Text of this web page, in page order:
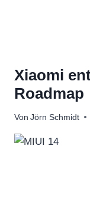
Xiaomi
Roadmap
Von Jörn Schmidt